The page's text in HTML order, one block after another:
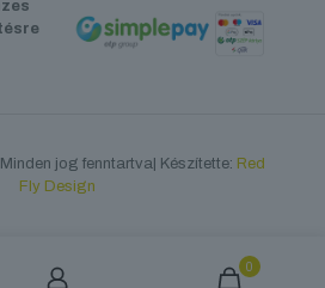
jog fenntartva| Készítette: Red
Fly Design
0